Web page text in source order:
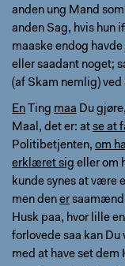
anden ung Mand
anden Sag, hvis hun
maaske endog
eller saadant noget;
(af Skam nemlig) ved
En Ting maa Du
Maal, det er: at se at
Politibetjenten, om
erklæret sig eller om
kunde synes at være
men den ersaamænd
Husk paa, hvor lille
forlovede saa kan
med at have set dem